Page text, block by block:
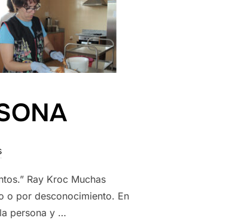
Ray Kroc Muchas
o por desconocimiento. En
persona y …